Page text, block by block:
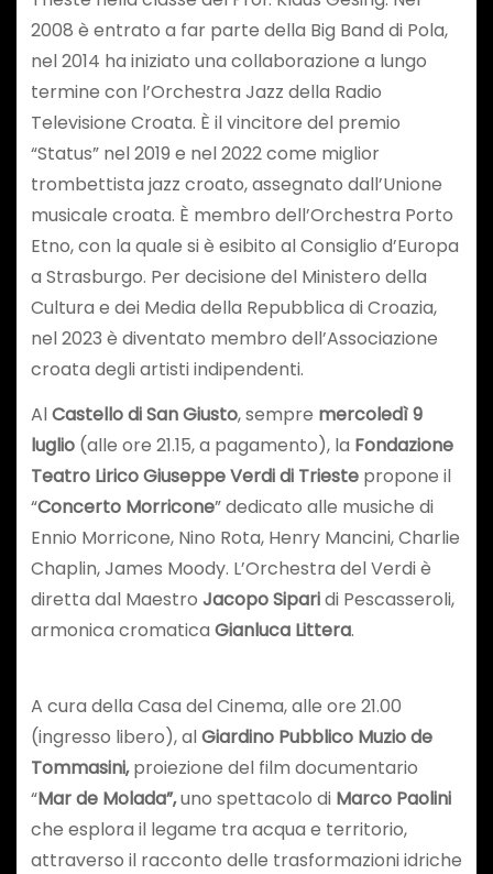
2008 è entrato a far parte della Big Band di Pola,
nel 2014 ha iniziato una collaborazione a lungo
termine con l’Orchestra Jazz della Radio
Televisione Croata. È il vincitore del premio
“Status” nel 2019 e nel 2022 come miglior
trombettista jazz croato, assegnato dall’Unione
musicale croata. È membro dell’Orchestra Porto
Etno, con la quale si è esibito al Consiglio d’Europa
a Strasburgo. Per decisione del Ministero della
Cultura e dei Media della Repubblica di Croazia,
nel 2023 è diventato membro dell’Associazione
croata degli artisti indipendenti.
AlCastello di San Giusto, sempre mercoledì 9
luglio(alle ore 21.15, a pagamento), la Fondazione
Teatro Lirico Giuseppe Verdi di Triestepropone il
“Concerto Morricone” dedicato alle musiche di
Ennio Morricone, Nino Rota, Henry Mancini, Charlie
Chaplin, James Moody. L’Orchestra del Verdi è
diretta dal Maestro Jacopo Siparidi Pescasseroli,
armonica cromatica Gianluca Littera.
A cura della Casa del Cinema, alle ore 21.00
(ingresso libero), alGiardino Pubblico Muzio de
Tommasini,proiezione del film documentario
“Mar de Molada”,uno spettacolo di Marco Paolini
che esplora il legame tra acqua e territorio,
attraverso il racconto delle trasformazioni idriche